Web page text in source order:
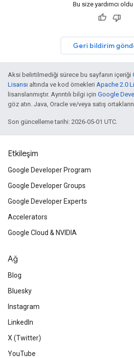
Bu size yardımcı
Geri bildirim
Aksi belirtilmediği sürece bu sayfanın içeriği
Lisansı altında ve kod örnekleri Apache 2.0
lisanslanmıştır. Ayrıntılı bilgi için Google
göz atın. Java, Oracle ve/veya satış
Son güncelleme tarihi: 2026-05-01 UTC.
Etkileşim
Google Developer Program
Google Developer Groups
Google Developer Experts
Accelerators
Google Cloud & NVIDIA
Ağ
Blog
Bluesky
Instagram
LinkedIn
X (Twitter)
YouTube